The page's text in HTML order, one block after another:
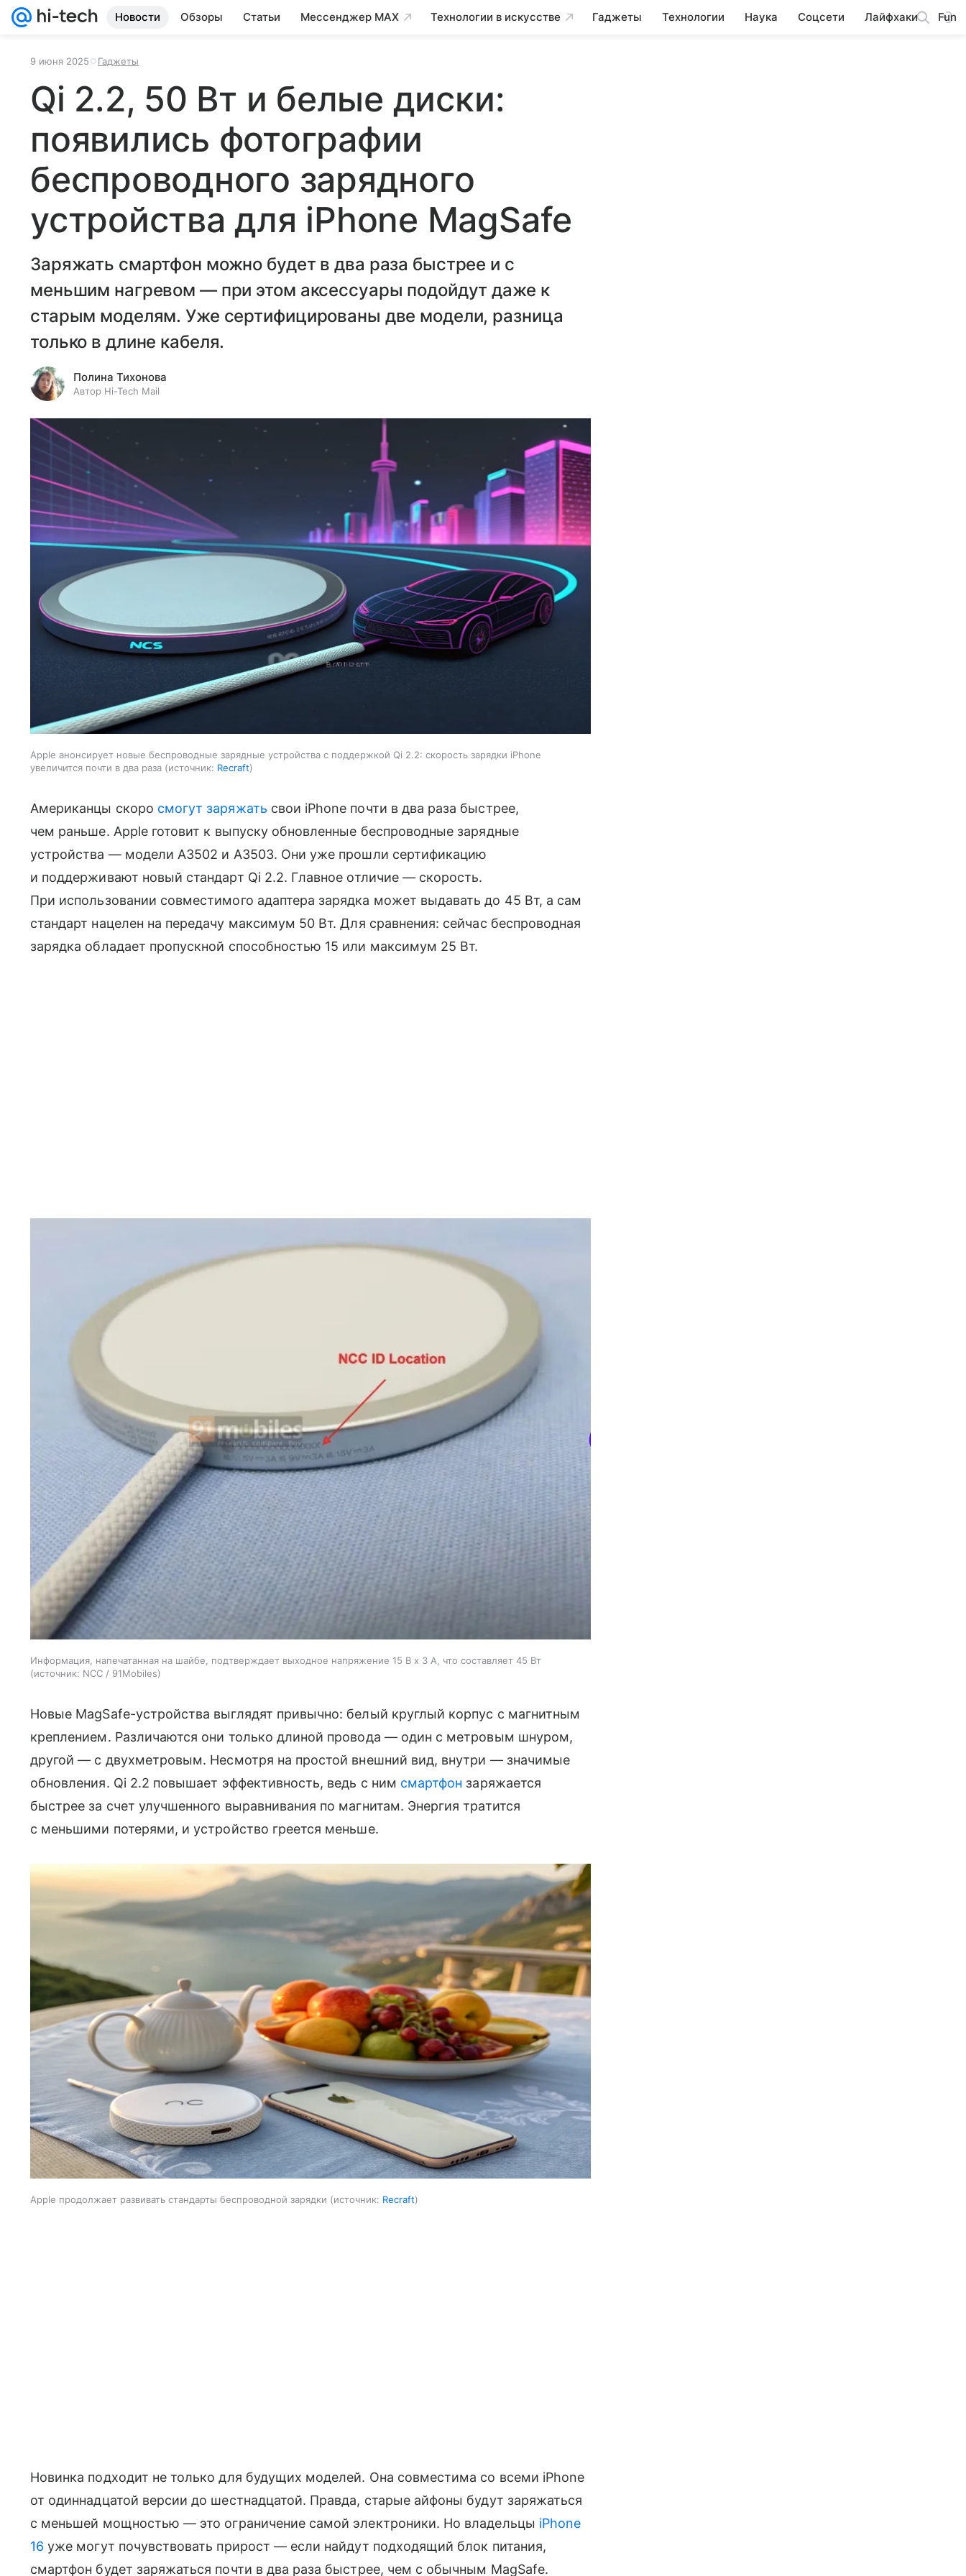
Новости Обзоры Статьи Мессенджер MAX Технологии в искусстве Гаджеты Технологии Наука Соцсети Лайфхаки Fun
9 июня 2025 Гаджеты
Qi 2.2, 50 Вт и белые диски:
появились фотографии
беспроводного зарядного
устройства для iPhone MagSafe
Заряжать смартфон можно будет в два раза быстрее и с
меньшим нагревом — при этом аксессуары подойдут даже к
старым моделям. Уже сертифицированы две модели, разница
только в длине кабеля.
Полина Тихонова
Автор Hi-Tech Mail
Apple анонсирует новые беспроводные зарядные устройства с поддержкой Qi 2.2: скорость зарядки iPhone
увеличится почти в два раза
источник: Recraft
Американцы скоро смогут заряжать свои iPhone почти в два раза быстрее,
чем раньше. Apple готовит к выпуску обновленные беспроводные зарядные
устройства — модели A3502 и A3503. Они уже прошли сертификацию
и поддерживают новый стандарт Qi 2.2. Главное отличие — скорость.
При использовании совместимого адаптера зарядка может выдавать до 45 Вт, а сам
стандарт нацелен на передачу максимум 50 Вт. Для сравнения: сейчас беспроводная
зарядка обладает пропускной способностью 15 или максимум 25 Вт.
Информация, напечатанная на шайбе, подтверждает выходное напряжение 15 В x 3 А, что составляет 45 Вт
источник: NCC / 91Mobiles
Новые MagSafe-устройства выглядят привычно: белый круглый корпус с магнитным
креплением. Различаются они только длиной провода — один с метровым шнуром,
другой — с двухметровым. Несмотря на простой внешний вид, внутри — значимые
обновления. Qi 2.2 повышает эффективность, ведь с ним смартфон заряжается
быстрее за счет улучшенного выравнивания по магнитам. Энергия тратится
с меньшими потерями, и устройство греется меньше.
Apple продолжает развивать стандарты беспроводной зарядки источник: Recraft
Новинка подходит не только для будущих моделей. Она совместима со всеми iPhone
от одиннадцатой версии до шестнадцатой. Правда, старые айфоны будут заряжаться
с меньшей мощностью — это ограничение самой электроники. Но владельцы iPhone
16 уже могут почувствовать прирост — если найдут подходящий блок питания,
смартфон будет заряжаться почти в два раза быстрее, чем с обычным MagSafe.